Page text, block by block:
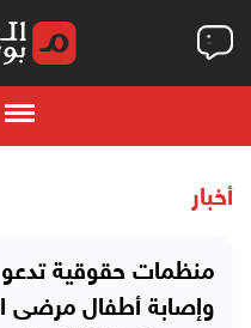
أخبار
منظمات حقوقية تدعو
وإصابة أطفال